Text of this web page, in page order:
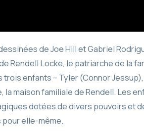
de Joe Hill et Gabriel
Rendell Locke, le patriarche de la
enfants – Tyler (Connor
la maison familiale de Rendell. Les
dotées de divers pouvoirs et
elle-même.